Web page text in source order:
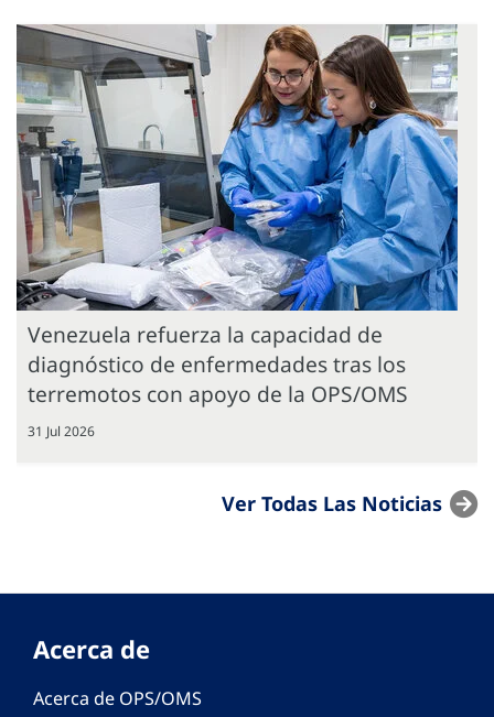
Venezuela refuerza la capacidad de
diagnóstico de enfermedades tras los
terremotos con apoyo de la OPS/OMS
31 Jul 2026
Ver Todas Las Noticias
Acerca de
Acerca de OPS/OMS